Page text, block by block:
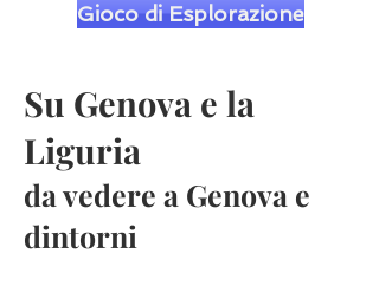
Gioco di Esplorazione
Su Genova e la
Liguria
da vedere a Genova e
dintorni